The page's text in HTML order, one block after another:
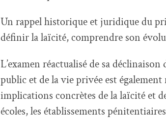
Un rappel historique et juridique du
définir la laïcité, comprendre son
L’examen réactualiséde sa
public etdela vie privée est
implications concrètes dela laïcité et
écoles, les établissements